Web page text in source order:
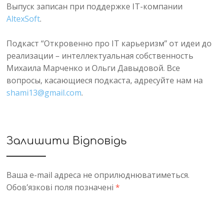
Выпуск записан при поддержке IT-компании
AltexSoft.
Подкаст “Откровенно про IT карьеризм” от идеи до
реализации – интеллектуальная собственность
Михаила Марченко и Ольги Давыдовой. Все
вопросы, касающиеся подкаста, адресуйте нам на
shami13@gmail.com.
Залишити Відповідь
Ваша e-mail адреса не оприлюднюватиметься.
Обов’язкові поля позначені*